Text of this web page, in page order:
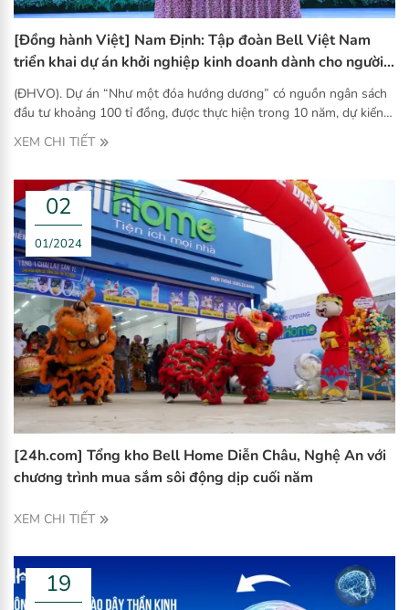
[Đồng hành Việt] Nam Định: Tập đoàn Bell Việt Nam
triển khai dự án khởi nghiệp kinh doanh dành cho người
khuyết tật
(ĐHVO). Dự án “Như một đóa hướng dương” có nguồn ngân sách
đầu tư khoảng 100 tỉ đồng, được thực hiện trong 10 năm, dự kiến
dự án sẽ giúp 10.000 người hưởng lợi trực tiếp, 2.500 – 3.000
người khuyết tật hưởng lợi gián tiếp. Hỗ trợ vốn đầu tư bằng hàng
ưu đãi khác dành cho người khuyết tật khi trở thành thành viên của
dự án.
XEM CHI TIẾT
02
01/2024
[24h.com] Tổng kho Bell Home Diễn Châu, Nghệ An với
chương trình mua sắm sôi động dịp cuối năm
XEM CHI TIẾT
19